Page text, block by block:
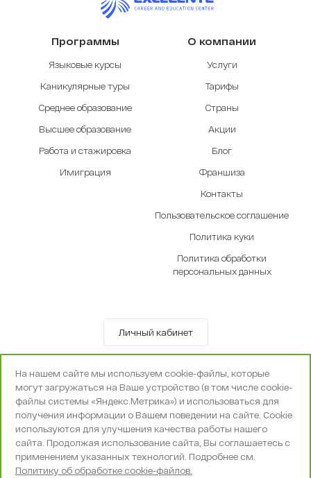
Программы
Языковые курсы
Каникулярные туры
Среднее образование
Высшее образование
Работа и стажировка
Имиграция
О компании
Услуги
Тарифы
Страны
Акции
Блог
Франшиза
Контакты
Пользовательское соглашение
Политика куки
Политика обработки
персональных данных
Личный кабинет
© OOO «Экселенте» 2010-2026 г.
Политика конфиденциальности
Поддержка и сопровождение -Вебпространство
На нашем сайте мы используем cookie-файлы, которые
могут загружаться на Ваше устройство (в том числе cookie-
файлы системы «Яндекс.Метрика») и использоваться для
получения информации о Вашем поведении на сайте. Cookie
используются для улучшения качества работы нашего
сайта. Продолжая использование сайта, Вы соглашаетесь с
применением указанных технологий. Подробнее см.
Политику об обработке cookie-файлов.